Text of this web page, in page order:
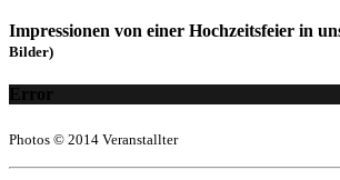
Impressionen von einer Hochzeitsfeier in
Bilder)
Error
Photos © 2014 Veranstallter